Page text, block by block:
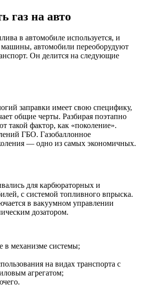
газ на авто
в автомобиле используется, и
машины, автомобили переоборудуют
Он делится на следующие
заправки имеет свою специфику,
общие черты. Разбирая поэтапно
такой фактор, как «поколение».
ГБО. Газобаллонное
— одно из самых экономичных.
для карбюраторных и
с системой топливного впрыска.
в вакуумном управлении
дозатором.
в механизме системы;
на видах транспорта с
агрегатом;